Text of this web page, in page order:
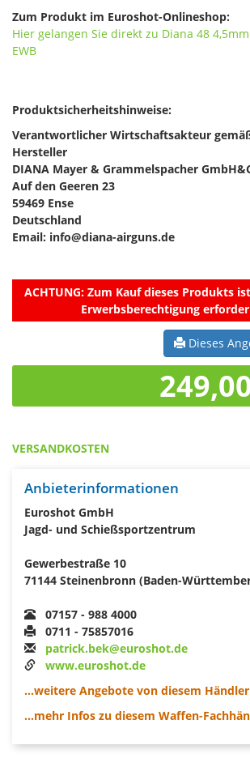
Zum Produkt im Euroshot-Onlineshop:
Hier gelangen Sie direkt zu Diana 48​
EWB
Produktsicherheitshinweise:
Verantwortlicher Wirtschaftsakteur
Hersteller
DIANA Mayer & Grammelspacher
Auf den Geeren 23
59469 Ense
Deutschland
Email: info@diana-airguns.de
ACHTUNG: Zum Kauf dieses Produkts
Erwerbsberechtigung
Dieses
VERSANDKOSTEN
Anbieterinformationen
Euroshot GmbH
Jagd- und Schießsportzentrum
Gewerbestraße 10
71144 Steinenbronn (Baden-
07157 - 988 4000
0711 - 75857016
patrick.bek@euroshot.de
www.euroshot.de
...weitere Angebote von diesem
...mehr Infos zu diesem Waffen-